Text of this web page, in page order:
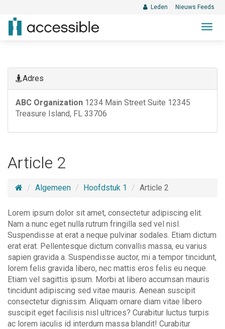
Leden Nieuws Feeds
Adres
ABC Organization 1234 Main Street Suite 12345
Treasure Island, FL 33706
Article 2
Algemeen Hoofdstuk 1 Article 2
Lorem ipsum dolor sit amet, consectetur adipiscing elit.
Nam a nunc eget nulla rutrum fringilla sed vel nisl.
Suspendisse at erat a neque pulvinar sodales. Etiam dictum
erat erat. Pellentesque dictum convallis massa, eu varius
sapien gravida a. Suspendisse auctor, mi a tempor tincidunt,
lorem felis gravida libero, nec mattis eros felis eu neque.
Etiam vel sagittis ipsum. Morbi at libero accumsan mauris
tincidunt adipiscing sed vitae mauris. Aenean suscipit
consectetur dignissim. Aliquam ornare diam vitae libero
suscipit eget facilisis nisl ultrices? Curabitur luctus turpis
ac lorem iaculis id interdum massa blandit! Curabitur